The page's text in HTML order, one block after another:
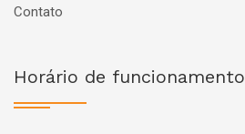
Contato
Horário de funcionamento